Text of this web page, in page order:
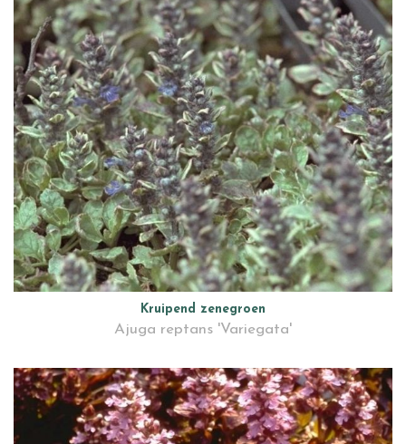
Kruipend zenegroen
Ajuga reptans 'Variegata'